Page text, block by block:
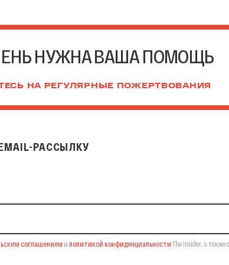
НУЖНА ВАША ПОМОЩЬ
НА РЕГУЛЯРНЫЕ ПОЖЕРТВОВАНИЯ
РАССЫЛКУ
соглашением и политикой конфиденциальности The Insider, а также